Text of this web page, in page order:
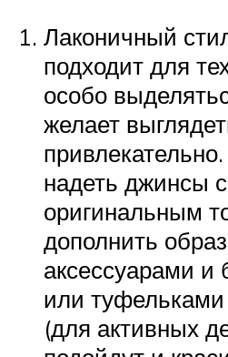
Лаконичный
подходит для
особо
желает
надеть джинсы
оригинальным
дополнить
аксессуарами и
или туфельками
(для активных